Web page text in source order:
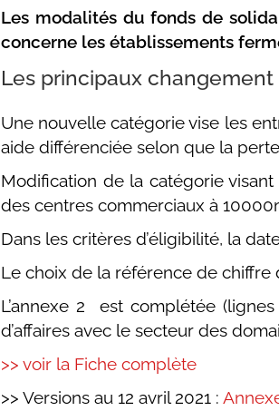
Les modalités du fonds de
concerne les établissements
Les principaux
Une nouvelle catégorie vise les
aide différenciée selon que la
Modification de la catégorie
des centres commerciaux à
Dans les critères d’éligibilité, la
Le choix de la référence de chiffre
L’annexe 2 est complétée
d’affaires avec le secteur des
>> voir la Fiche complète
>> Versions au 12 avril 2021 :